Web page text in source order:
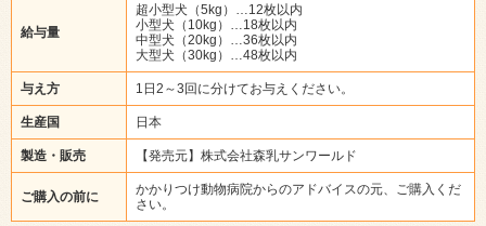
給与量
超小型犬（5kg）…12枚以内
小型犬（10kg）…18枚以内
中型犬（20kg）…36枚以内
大型犬（30kg）…48枚以内
与え方 1日2～3回に分けてお与えください。
生産国 日本
製造・販売 【発売元】株式会社森乳サンワールド
ご購入の前に
かかりつけ動物病院からのアドバイスの元、ご購入くだ
さい。